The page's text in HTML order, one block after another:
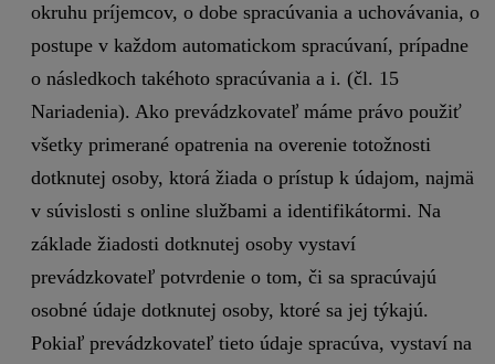
okruhu príjemcov, o dobe spracúvania a uchovávania, o
postupe v každom automatickom spracúvaní, prípadne
o následkoch takéhoto spracúvania a i. (čl. 15
Nariadenia). Ako prevádzkovateľ máme právo použiť
všetky primerané opatrenia na overenie totožnosti
dotknutej osoby, ktorá žiada o prístup k údajom, najmä
v súvislosti s online službami a identifikátormi. Na
základe žiadosti dotknutej osoby vystaví
prevádzkovateľ potvrdenie o tom, či sa spracúvajú
osobné údaje dotknutej osoby, ktoré sa jej týkajú.
Pokiaľ prevádzkovateľ tieto údaje spracúva, vystaví na